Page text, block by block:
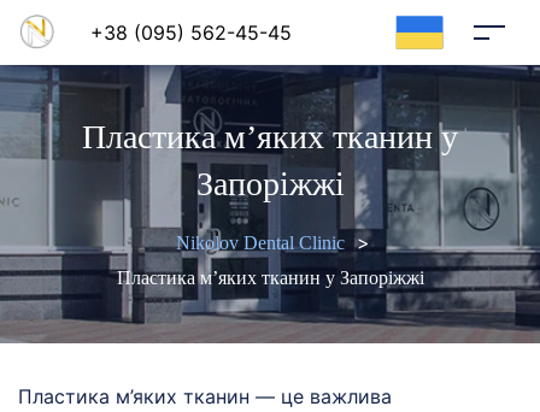
+38 (095) 562-45-45
ua
Пластика м’яких тканин у
Запоріжжі
Nikolov Dental Clinic >
Пластика м’яких тканин у Запоріжжі
Пластика м’яких тканин — це важлива